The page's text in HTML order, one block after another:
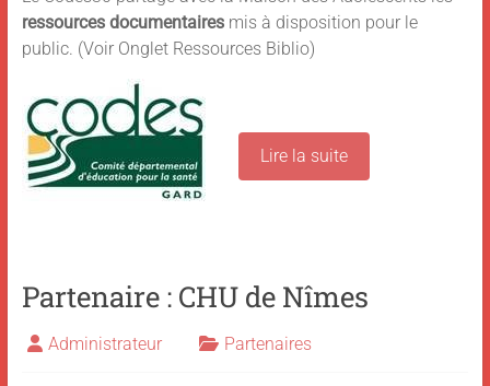
ressources documentairesmis à disposition pour le
public. (Voir Onglet Ressources Biblio)
Lire la suite
Partenaire : CHU de Nîmes
Administrateur Partenaires